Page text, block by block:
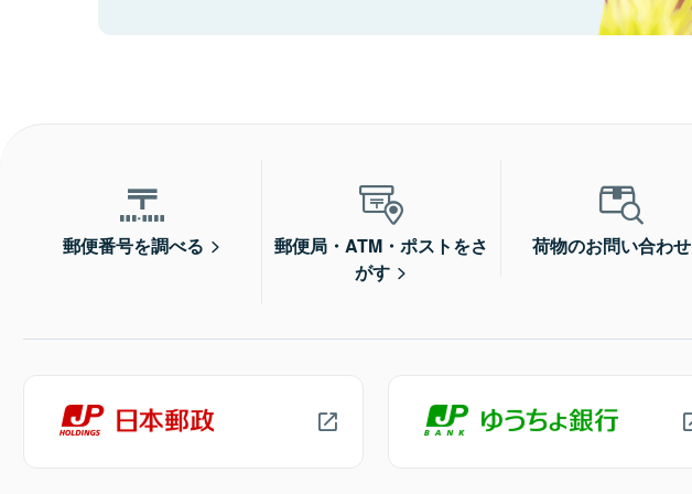
郵便番号を調べる
郵便局・ATM・ポストをさ
がす
荷物のお問い合わせ